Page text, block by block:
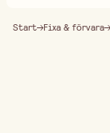
Start Fixa & förvara